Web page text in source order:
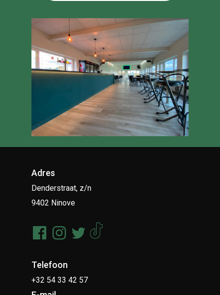
Adres
Denderstraat, z/n
9402 Ninove
Telefoon
+32 54 33 42 57